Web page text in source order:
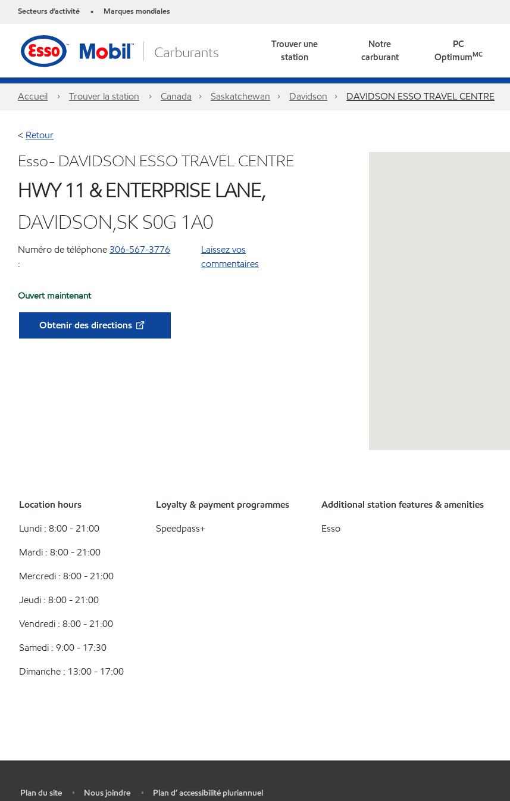
Secteurs d’activité • Marques mondiales
Trouver une
station
Notre
carburant
PC
OptimumMC
Accueil Trouver la station Canada Saskatchewan Davidson DAVIDSON ESSO TRAVEL CENTRE
< Retour
Esso- DAVIDSON ESSO TRAVEL CENTRE
HWY 11 & ENTERPRISE LANE,
DAVIDSON,SK S0G 1A0
Numéro de téléphone
:
306-567-3776
Laissez vos
commentaires
Ouvert maintenant
Obtenir des directions
Location hours
Lundi : 8:00 - 21:00
Mardi : 8:00 - 21:00
Mercredi : 8:00 - 21:00
Jeudi : 8:00 - 21:00
Vendredi : 8:00 - 21:00
Samedi : 9:00 - 17:30
Dimanche : 13:00 - 17:00
Loyalty & payment programmes
Speedpass+
Additional station features & amenities
Esso
Plan du site • Nous joindre • Plan d’ accessibilité pluriannuel